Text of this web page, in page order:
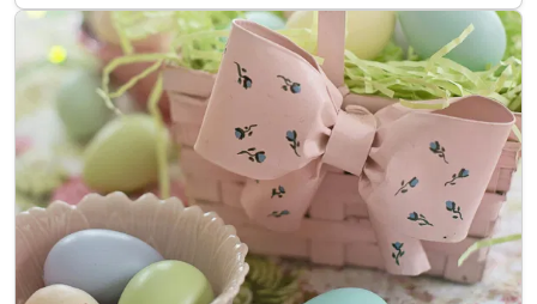
1 x Willkommensgetränk an unserer Bar
1 x Flasche Mineralwasser im Zimmer
inkl. WLAN